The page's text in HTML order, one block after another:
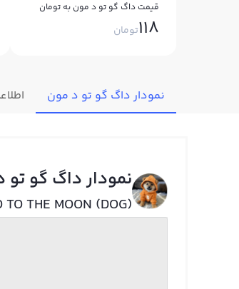
قیمت داگ گو تو د مون به تومان
118تومان
نمودار داگ گو تو د مون
نمودار داگ گو
TO THE MOON (DOG)